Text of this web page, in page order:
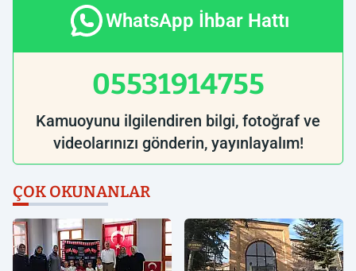
WhatsApp İhbar Hattı
05531914755
Kamuoyunu ilgilendiren bilgi, fotoğraf ve
videolarınızı gönderin, yayınlayalım!
ÇOK OKUNANLAR